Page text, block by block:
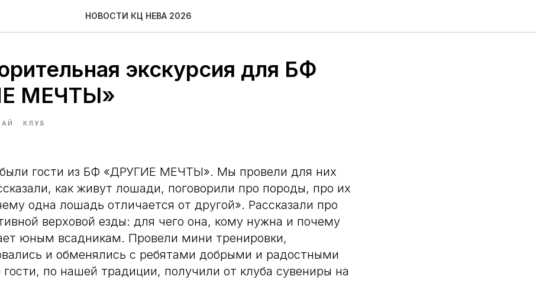
НОВОСТИ КЦ НЕВА 2026
экскурсия для БФ
МЕЧТЫ»
КЛУБ
гости из БФ «ДРУГИЕ МЕЧТЫ». Мы провели для них
как живут лошади, поговорили про породы, про их
одна лошадь отличается от другой». Рассказали про
верховой езды: для чего она, кому нужна и почему
юным всадникам. Провели мини тренировки,
и обменялись с ребятами добрыми и радостными
по нашей традиции, получили от клуба сувениры на